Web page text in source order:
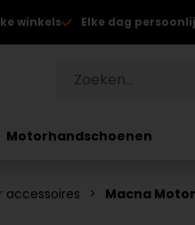
winkels Elke dag
Motorhandschoenen
accessoires Macna